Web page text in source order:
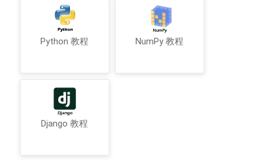
Python 教程 NumPy 教程
Django 教程